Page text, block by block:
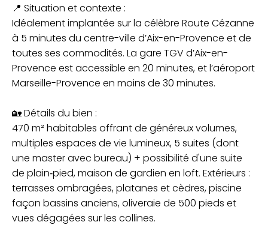
📍 Situation et contexte :
Idéalement implantée sur la célèbre Route Cézanne
à 5 minutes du centre-ville d’Aix-en-Provence et de
toutes ses commodités. La gare TGV d’Aix-en-
Provence est accessible en 20 minutes, et l’aéroport
Marseille-Provence en moins de 30 minutes.
🏡 Détails du bien :
470 m² habitables offrant de généreux volumes,
multiples espaces de vie lumineux, 5 suites (dont
une master avec bureau) + possibilité d'une suite
de plain‑pied, maison de gardien en loft. Extérieurs :
terrasses ombragées, platanes et cèdres, piscine
façon bassins anciens, oliveraie de 500 pieds et
vues dégagées sur les collines.